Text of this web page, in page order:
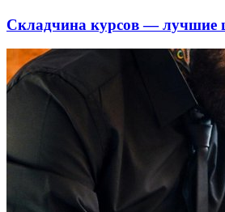
Складчина курсов — лучшие